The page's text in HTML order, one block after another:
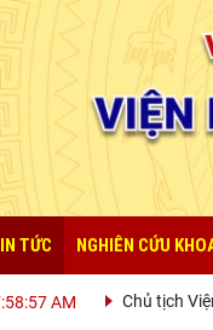
TỨC NGHIÊN CỨU
AM Chủ tịch Viện